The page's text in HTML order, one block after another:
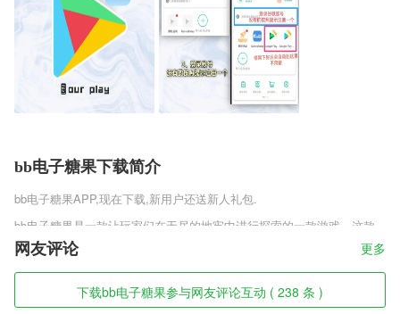
bb电子糖果下载简介
bb电子糖果APP,现在下载,新用户还送新人礼包.
bb电子糖果是一款让玩家们在无尽的地牢中进行探索的一款游戏，这款
游戏的内容非常的丰富，有着各种随机的迷宫和地牢在等着玩家来破局，
每一个迷宫之中都隐藏着惊天的秘密，而且每一次开局玩家能够得到的资
源都不太一样，想要游玩的玩家快点来下载吧。现在上线还能够体验大量
的精美时装哦~各种符文就分布在地面上让玩家们自由拾取。
网友评论 更多
下载bb电子糖果参与网友评论互动 ( 238 条 )